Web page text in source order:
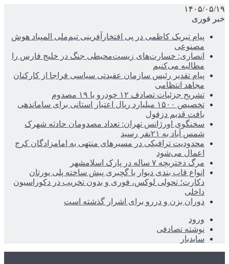
۱۴۰۵/۰۵/۱۹
خبر فوری
پیام تبریک کاظمی در پی افتخارآفرینی تیم‌ملی المپیاد هوش
مصنوعی
انصاری: خسارت‌های زیست‌محیطی جنگ در خلیج فارس را
مطالبه‌ می‌کنیم
پیام تقدیر رئیس سازمان عقیدتی سیاسی فراجا از کارکنان
مجاهد انتظامی
تشریح جزئیات تصادف ۱۲ خودرو با ۱۹ مصدوم
تخصیص ۱۵۰۰ میلیارد ریال اعتبار استانی برای ساماندهی
بافت قدیم دزفول
سخنگوی اورژانس تهران: تعداد مصدومان حادثه شهرک
شمس آباد به ۲۱نفر رسید
محدودیت ترافیکی در مسیرهای منتهی به امامزادگان کرج
اعمال می‌شود
مرگ دختربچه ۷ ساله در پارک اسلامشهر
انواع قاب بندی دیوار با گچبری پیش ساخته پلی یورتان
دکارت؛ تحولی لوکس، فوری و بدون تخریب در دکوراسیون
داخلی
دوران بزن و دررو برای اشرار گذشته است
ورود
نوشته تصادفی
سایدبار